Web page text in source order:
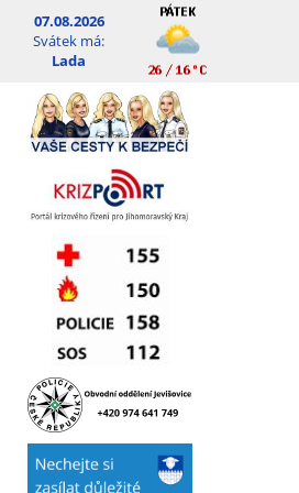
07.08.2026
Svátek má:
Lada